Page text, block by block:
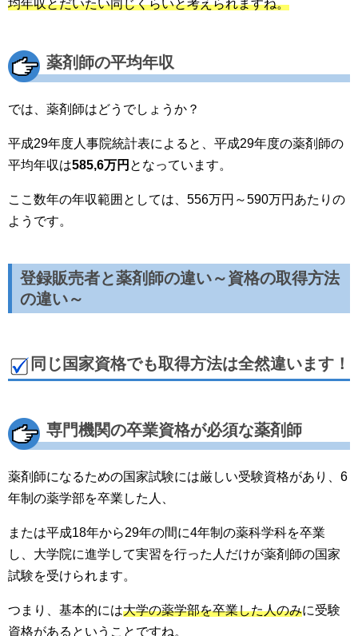
均年収とだいたい同じくらいと考えられますね。
薬剤師の平均年収
では、薬剤師はどうでしょうか？
平成29年度人事院統計表によると、平成29年度の薬剤師の
平均年収は585,6万円 となっています。
ここ数年の年収範囲としては、556万円～590万円あたりの
ようです。
登録販売者と薬剤師の違い～資格の取得方法
の違い～
同じ国家資格でも取得方法は全然違います！
専門機関の卒業資格が必須な薬剤師
薬剤師になるための国家試験には厳しい受験資格があり、6
年制の薬学部を卒業した人、
または平成18年から29年の間に4年制の薬科学科を卒業
し、大学院に進学して実習を行った人だけが薬剤師の国家
試験を受けられます。
つまり、基本的には大学の薬学部を卒業した人のみに受験
資格があるということですね。